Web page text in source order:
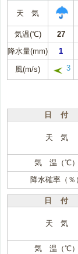
天 気
気温(℃) 27
降水量(mm)
1
風(m/s) 3
日 付
天 気
気 温（℃）
降水確率（％
日 付
天 気
気 温（℃）